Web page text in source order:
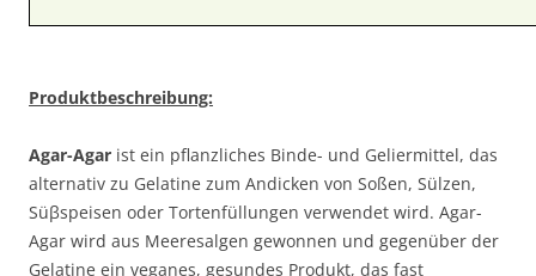
Produktbeschreibung:
Agar-Agar ist ein pflanzliches Binde- und Geliermittel, das
alternativ zu Gelatine zum Andicken von Soßen, Sülzen,
Süβspeisen oder Tortenfüllungen verwendet wird. Agar-
Agar wird aus Meeresalgen gewonnen und gegenüber der
Gelatine ein veganes, gesundes Produkt, das fast